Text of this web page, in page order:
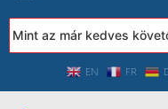
az már kedves
EN FR